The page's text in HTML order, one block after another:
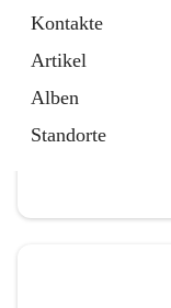
Kontakte
Artikel
Alben
Standorte